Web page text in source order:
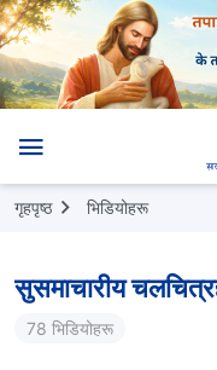
गृहपृष्ठ भिडियोहरू
सुसमाचारीय
78 भिडियोहरू